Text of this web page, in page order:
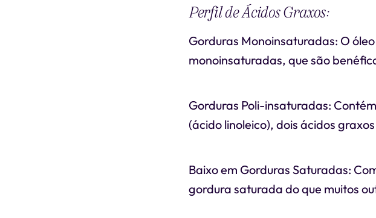
Perfil de Ácidos Graxos:
Gorduras Monoinsaturadas: O
monoinsaturadas, que são
Gorduras Poli-insaturadas:
(ácido linoleico), dois ácidos
Baixo em Gorduras Saturadas:
gordura saturada do que muitos